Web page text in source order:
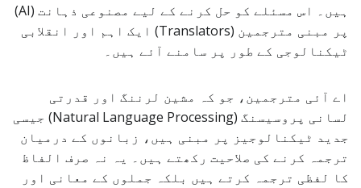
ہیں۔ اس مسئلے کو حل کرنے کے لیے مصنوعی ذہانت (AI)
پر مبنی مترجمین (Translators) ایک اہم اور انقلابی
ٹیکنالوجی کے طور پر سامنے آئے ہیں۔
اے آئی مترجمین، جو کہ مشین لرننگ اور قدرتی
لسانی پروسیسنگ (Natural Language Processing) جیسی
جدید ٹیکنالوجیز پر مبنی ہیں، زبانوں کے درمیان
ترجمہ کرنے کی صلاحیت رکھتے ہیں۔ یہ نہ صرف الفاظ
کا لفظی ترجمہ کرتے ہیں بلکہ جملوں کے معانی اور